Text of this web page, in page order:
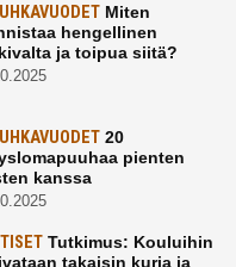
Miten
hengellinen
ja toipua siitä?
20
pienten
kanssa
Tutkimus: Kouluihin
takaisin kuria ja